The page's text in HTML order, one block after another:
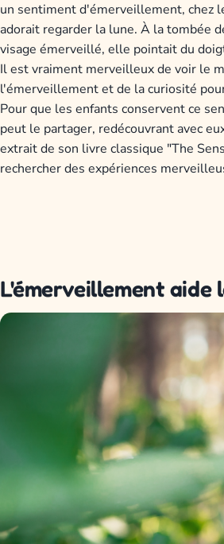
un sentiment d'émerveillement, chez
adorait regarder la lune. À la tombée
visage émerveillé, elle pointait du
Il est vraiment merveilleux de voir le
l'émerveillement et de la curiosité
Pour que les enfants conservent ce
peut le partager, redécouvrant avec
extrait de son livre classique "The
rechercher des expériences
L'émerveillement aide